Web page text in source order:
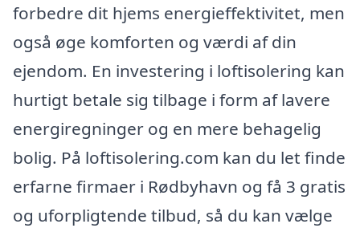
forbedre dit hjems energieffektivitet, men
også øge komforten og værdi af din
ejendom. En investering i loftisolering kan
hurtigt betale sig tilbage i form af lavere
energiregninger og en mere behagelig
bolig. På loftisolering.com kan du let finde
erfarne firmaer i Rødbyhavn og få 3 gratis
og uforpligtende tilbud, så du kan vælge